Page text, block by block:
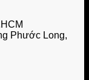
Phước Long,